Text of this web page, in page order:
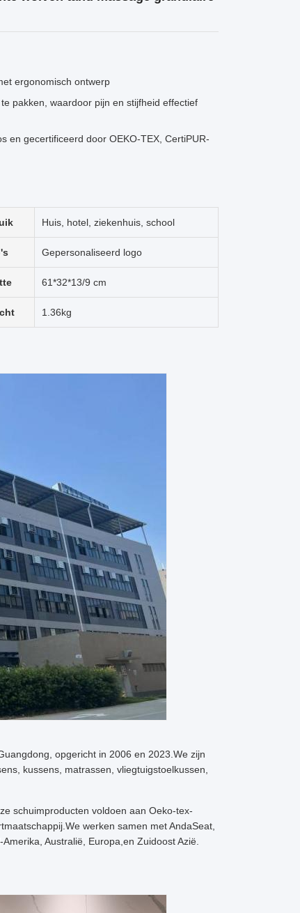
ergonomisch ontwerp
pakken, waardoor pijn en stijfheid effectief
en gecertificeerd door OEKO-TEX, CertiPUR-
Huis, hotel, ziekenhuis, school
Gepersonaliseerd logo
61*32*13/9 cm
1.36kg
opgericht in 2006 en 2023.We zijn
kussens, matrassen, vliegtuigstoelkussen,
schuimproducten voldoen aan Oeko-tex-
werken samen met AndaSeat,
Australië, Europa,en Zuidoost Azië.